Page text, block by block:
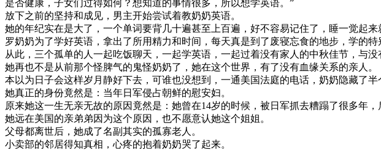
是否健康，子女们过得如何？想知道的事情很多，所以想学英语。”
放下之前的坚持和成见，男主开始尝试着教奶奶英语。
她的年纪实在是大了，一个单词要背几十遍甚至上百遍，好不容易记住了，睡一觉起来
罗奶奶为了学好英语，拿出了所用精力和时间，每天真是到了废寝忘食的地步，学的特
从此，三个孤单的人一起吃饭聊天，一起学英语，一起过着没有家人的中秋佳节，与
她再也不是从前那个怪脾气的鬼怪奶奶了，她在这个世界，有了没有血缘关系的亲人。
本以为日子会这样岁月静好下去，可谁也没想到，一通美国法庭的电话，奶奶隐藏了半
她真正的身份竟然是：当年日军侵占朝鲜的慰安妇。
原来她这一生无亲无故的原因竟然是：她曾在14岁的时候，被日军抓去糟蹋了很多年
她远在美国的亲弟弟因为这个原因，也不愿意认她这个姐姐。
父母都离世后，她成了名副其实的孤寡老人。
小卖部的邻居得知真相，心疼的抱着奶奶哭了起来。